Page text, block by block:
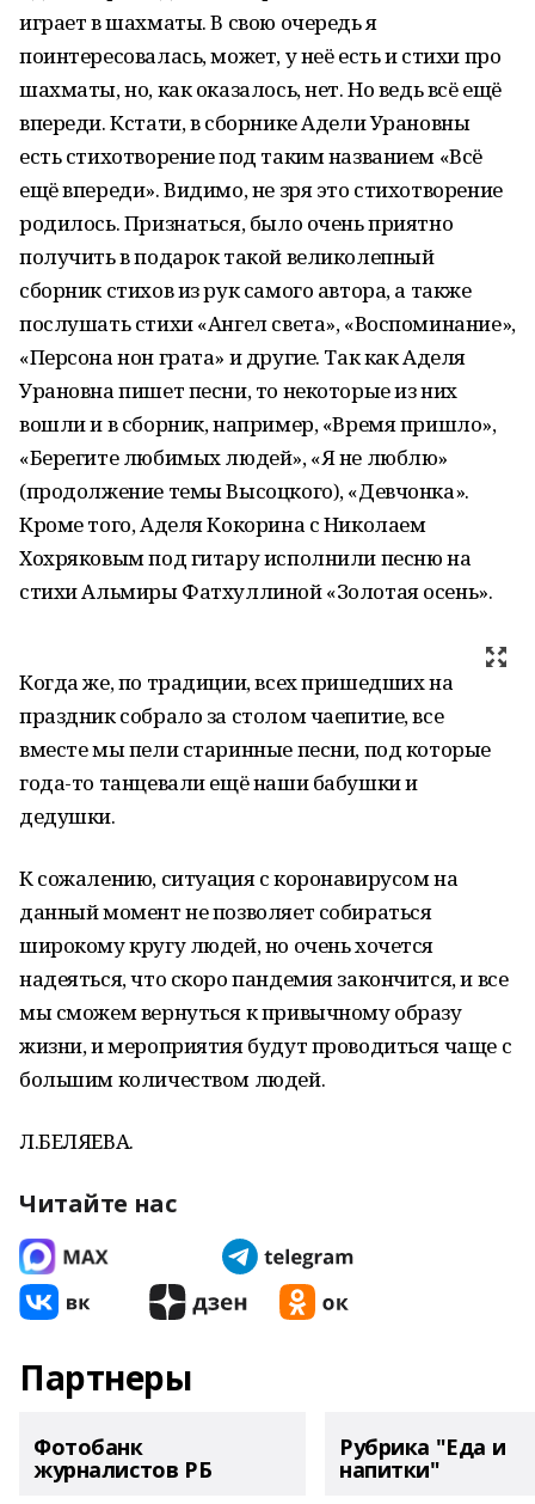
играет в шахматы. В свою очередь я
поинтересовалась, может, у неё есть и стихи про
шахматы, но, как оказалось, нет. Но ведь всё ещё
впереди. Кстати, в сборнике Адели Урановны
есть стихотворение под таким названием «Всё
ещё впереди». Видимо, не зря это стихотворение
родилось. Признаться, было очень приятно
получить в подарок такой великолепный
сборник стихов из рук самого автора, а также
послушать стихи «Ангел света», «Воспоминание»,
«Персона нон грата» и другие. Так как Аделя
Урановна пишет песни, то некоторые из них
вошли и в сборник, например, «Время пришло»,
«Берегите любимых людей», «Я не люблю»
(продолжение темы Высоцкого), «Девчонка».
Кроме того, Аделя Кокорина с Николаем
Хохряковым под гитару исполнили песню на
стихи Альмиры Фатхуллиной «Золотая осень».
Когда же, по традиции, всех пришедших на
праздник собрало за столом чаепитие, все
вместе мы пели старинные песни, под которые
года-то танцевали ещё наши бабушки и
дедушки.
К сожалению, ситуация с коронавирусом на
данный момент не позволяет собираться
широкому кругу людей, но очень хочется
надеяться, что скоро пандемия закончится, и все
мы сможем вернуться к привычному образу
жизни, и мероприятия будут проводиться чаще с
большим количеством людей.
Л.БЕЛЯЕВА.
Читайте нас
Партнеры
Фотобанк
журналистов РБ
Рубрика "Еда и
напитки"